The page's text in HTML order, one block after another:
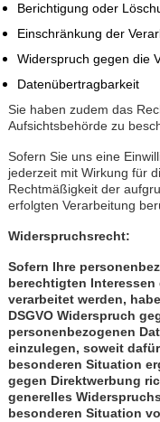
Berichtigung oder
Einschränkung der
Widerspruch gegen die
Datenübertragbarkeit
Sie haben zudem das
Aufsichtsbehörde zu
Sofern Sie uns eine
jederzeit mit Wirkung für
Rechtmäßigkeit der
erfolgten Verarbeitung
Widerspruchsrecht:
Sofern Ihre
berechtigten Interessen
verarbeitet werden,
DSGVO Widerspruch
personenbezogenen
einzulegen, soweit
besonderen Situation
gegen Direktwerbung
generelles
besonderen Situation